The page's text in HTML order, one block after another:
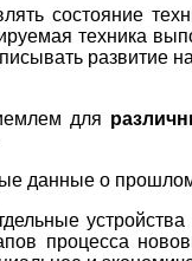
состояние
техника
развитие
для
данные о
процесса